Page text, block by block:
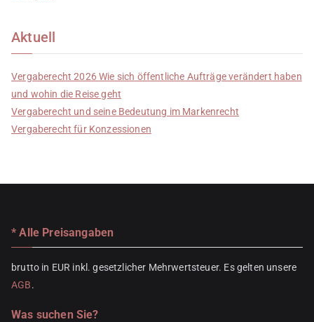
Aktuell
Vergaberecht 2026 Wie sich öffentliche Aufträge verändert haben
und wohin die Reise geht
Vergaberecht und seine Bedeutung im Markenrecht
Vergaberecht für Konzessionen
* Alle Preisangaben
brutto in EUR inkl. gesetzlicher Mehrwertsteuer. Es gelten unsere
AGB.
Was suchen Sie?